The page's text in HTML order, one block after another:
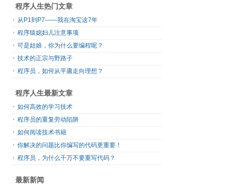
程序人生热门文章
从P1到P7——我在淘宝这7年
程序猿媳妇儿注意事项
可是姑娘，你为什么要编程呢？
技术的正宗与野路子
程序员，如何从平庸走向理想？
程序人生最新文章
如何高效的学习技术
程序员的重复劳动陷阱
如何阅读技术书籍
你解决的问题比你编写的代码更重要！
程序员，为什么千万不要重写代码？
最新新闻